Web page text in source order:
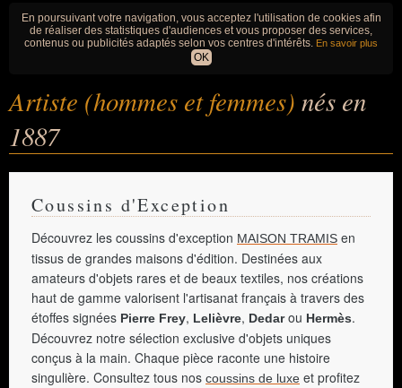
En poursuivant votre navigation, vous acceptez l'utilisation de cookies afin
de réaliser des statistiques d'audiences et vous proposer des services,
contenus ou publicités adaptés selon vos centres d'intérêts. En savoir plus
OK
Artiste (hommes et femmes) nés en
1887
Coussins d'Exception
Découvrez les coussins d'exception MAISON TRAMIS en
tissus de grandes maisons d'édition. Destinées aux
amateurs d'objets rares et de beaux textiles, nos créations
haut de gamme valorisent l'artisanat français à travers des
étoffes signées Pierre Frey, Lelièvre, Dedarou Hermès.
Découvrez notre sélection exclusive d'objets uniques
conçus à la main. Chaque pièce raconte une histoire
singulière. Consultez tous nos coussins de luxe et profitez